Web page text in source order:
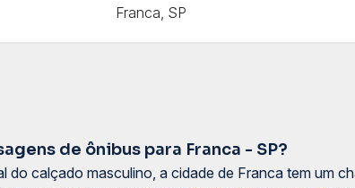
Franca, SP
de ônibus para Franca - SP?
do calçado masculino, a cidade de Franca tem um